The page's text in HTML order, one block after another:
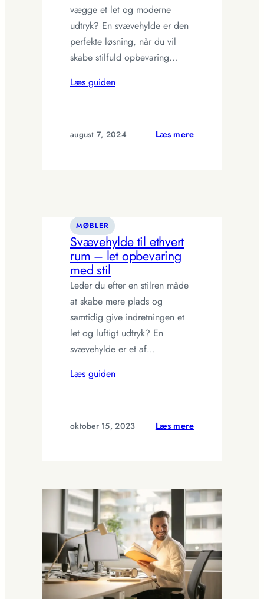
vægge et let og moderne
udtryk? En svævehylde er den
perfekte løsning, når du vil
skabe stilfuld opbevaring…
Læs guiden
august 7, 2024 Læs mere:
MØBLER
Svævehylde til ethvert
rum – let opbevaring
med stil
Leder du efter en stilren måde
at skabe mere plads og
samtidig give indretningen et
let og luftigt udtryk? En
svævehylde er et af…
Læs guiden
oktober 15, 2023 Læs mere:
–
let
opbevaring
med
stil